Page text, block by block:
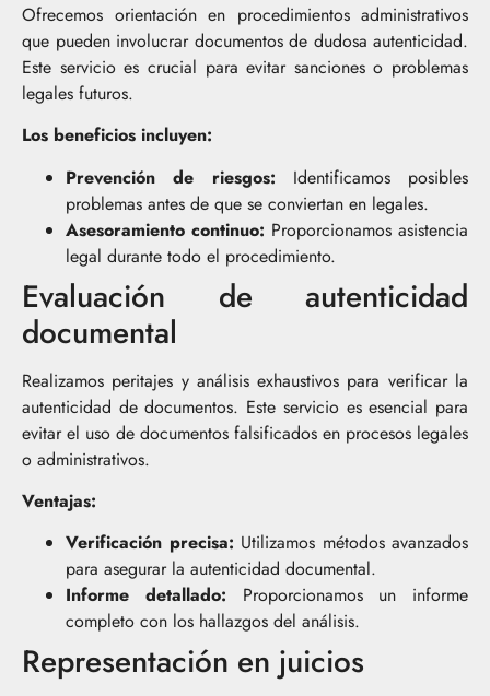
Ofrecemos orientación en procedimientos administrativos
que pueden involucrar documentos de dudosa autenticidad.
Este servicio es crucial para evitar sanciones o problemas
legales futuros.
Los beneficios incluyen:
Prevención de riesgos: Identificamos posibles
problemas antes de que se conviertan en legales.
Asesoramiento continuo: Proporcionamos asistencia
legal durante todo el procedimiento.
Evaluación de autenticidad
documental
Realizamos peritajes y análisis exhaustivos para verificar la
autenticidad de documentos. Este servicio es esencial para
evitar el uso de documentos falsificados en procesos legales
o administrativos.
Ventajas:
Verificación precisa: Utilizamos métodos avanzados
para asegurar la autenticidad documental.
Informe detallado: Proporcionamos un informe
completo con los hallazgos del análisis.
Representación en juicios